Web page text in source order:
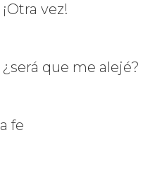
vez!
que me alejé?
fe